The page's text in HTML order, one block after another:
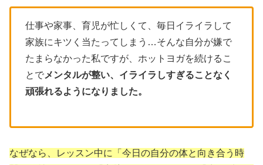
仕事や家事、育児が忙しくて、毎日イライラして
家族にキツく当たってしまう…そんな自分が嫌で
たまらなかった私ですが、ホットヨガを続けるこ
とでメンタルが整い、イライラしすぎることなく
頑張れるようになりました。
なぜなら、レッスン中に「今日の自分の体と向き合う時